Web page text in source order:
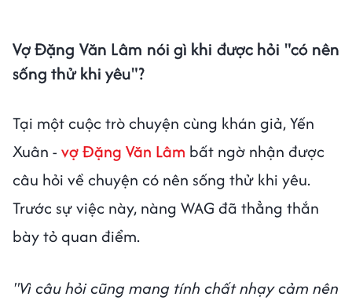
Vợ Đặng Văn Lâm nói gì khi được hỏi "có nên
sống thử khi yêu"?
Tại một cuộc trò chuyện cùng khán giả, Yến
Xuân - vợ Đặng Văn Lâm bất ngờ nhận được
câu hỏi về chuyện có nên sống thử khi yêu.
Trước sự việc này, nàng WAG đã thẳng thắn
bày tỏ quan điểm.
"Vì câu hỏi cũng mang tính chất nhạy cảm nên